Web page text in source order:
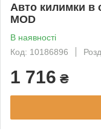
Авто килимки в
MOD
В наявності
Код: 10186896
1 716 ₴